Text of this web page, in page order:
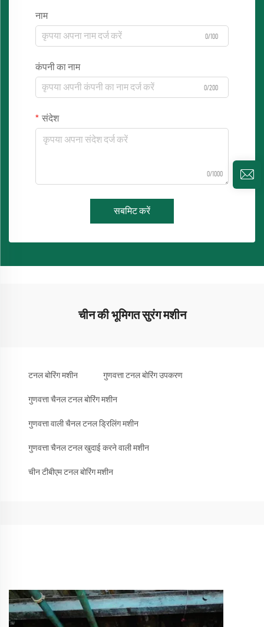
नाम
0/100
कंपनी का नाम
0/200
संदेश
0/1000
सबमिट करें
चीन की भूमिगत सुरंग मशीन
टनल बोरिंग मशीन गुणवत्ता टनल बोरिंग उपकरण
गुणवत्ता चैनल टनल बोरिंग मशीन
गुणवत्ता वाली चैनल टनल ड्रिलिंग मशीन
गुणवत्ता चैनल टनल खुदाई करने वाली मशीन
चीन टीबीएम टनल बोरिंग मशीन